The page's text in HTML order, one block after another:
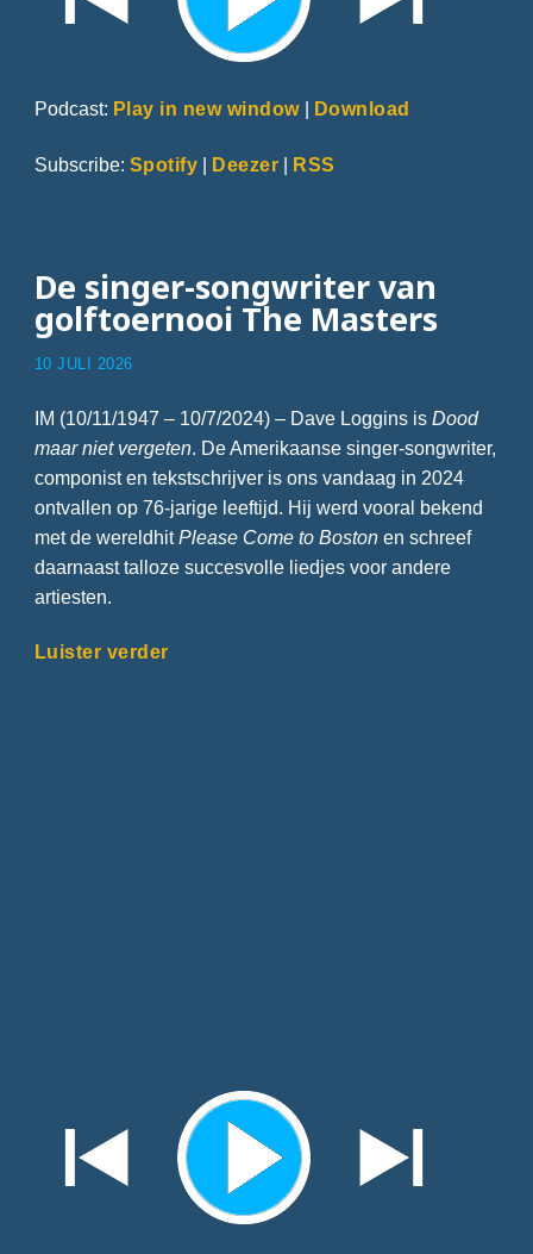
Podcast: Play in new window| Download
Subscribe: Spotify | Deezer | RSS
De singer-songwriter van
golftoernooi The Masters
10 JULI 2026
IM (10/11/1947 – 10/7/2024) – Dave Loggins is Dood
maar niet vergeten. De Amerikaanse singer-songwriter,
componist en tekstschrijver is ons vandaag in 2024
ontvallen op 76-jarige leeftijd. Hij werd vooral bekend
met de wereldhitPlease Come to Bostonen schreef
daarnaast talloze succesvolle liedjes voor andere
artiesten.
Luister verder